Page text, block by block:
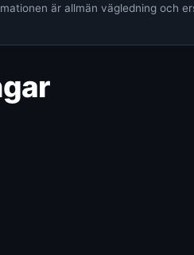
är allmän vägledning och